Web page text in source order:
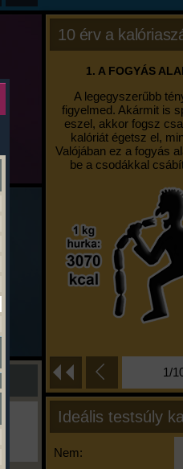
10 érv a
1. A FOGYÁS
A legegyszerűbb
figyelmed. Akármit is
eszel, akkor fogsz
kalóriát égetsz el,
Valójában ez a fogyás
be a csodákkal
1/
Ideális testsúly
Nem: